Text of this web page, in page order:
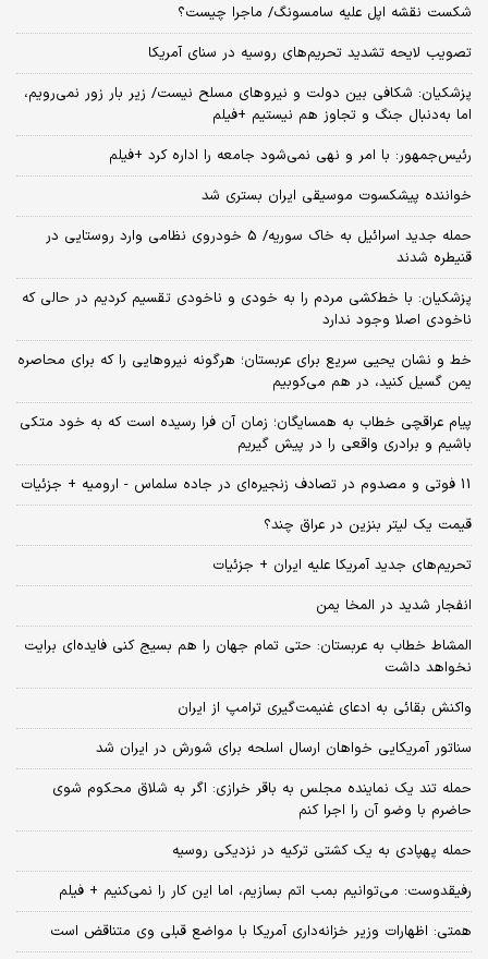
شکست نقشه اپل علیه سامسونگ/ ماجرا چیست؟
تصویب لایحه تشدید تحریم‌های روسیه در سنای آمریکا
پزشکیان: شکافی بین دولت و نیروهای مسلح نیست/ زیر بار زور نمی‌رویم،
اما به‌دنبال جنگ و تجاوز هم نیستیم +فیلم
رئیس‌جمهور: با امر و نهی نمی‌شود جامعه را اداره کرد +فیلم
خواننده پیشکسوت موسیقی ایران بستری شد
حمله جدید اسرائیل به خاک سوریه/ 5 خودروی نظامی وارد روستایی در
قنیطره شدند
پزشکیان: با خط‌کشی مردم را به خودی و ناخودی تقسیم کردیم در حالی که
ناخودی اصلا وجود ندارد
خط و نشان یحیی سریع برای عربستان؛ هرگونه نیروهایی را که برای محاصره
یمن گسیل کنید، در هم می‌کوبیم
پیام عراقچی خطاب به همسایگان؛ زمان آن فرا رسیده است که به خود متکی
باشیم و برادری واقعی را در پیش گیریم
11 فوتی و مصدوم در تصادف زنجیره‌ای در جاده سلماس - ارومیه + جزئیات
قیمت یک لیتر بنزین در عراق چند؟
تحریم‌های جدید آمریکا علیه ایران + جزئیات
انفجار شدید در المخا یمن
المشاط خطاب به عربستان: حتی تمام جهان را هم بسیج کنی فایده‌ای برایت
نخواهد داشت
واکنش بقائی به ادعای غنیمت‌گیری ترامپ از ایران
سناتور آمریکایی خواهان ارسال اسلحه برای شورش در ایران شد
حمله تند یک نماینده مجلس به باقر خرازی: اگر به شلاق محکوم شوی
حاضرم با وضو آن را اجرا کنم
حمله پهپادی به یک کشتی ترکیه در نزدیکی روسیه
رفیقدوست: می‌توانیم بمب اتم بسازیم، اما این کار را نمی‌کنیم + فیلم
همتی: اظهارات وزیر خزانه‌داری آمریکا با مواضع قبلی وی متناقض است